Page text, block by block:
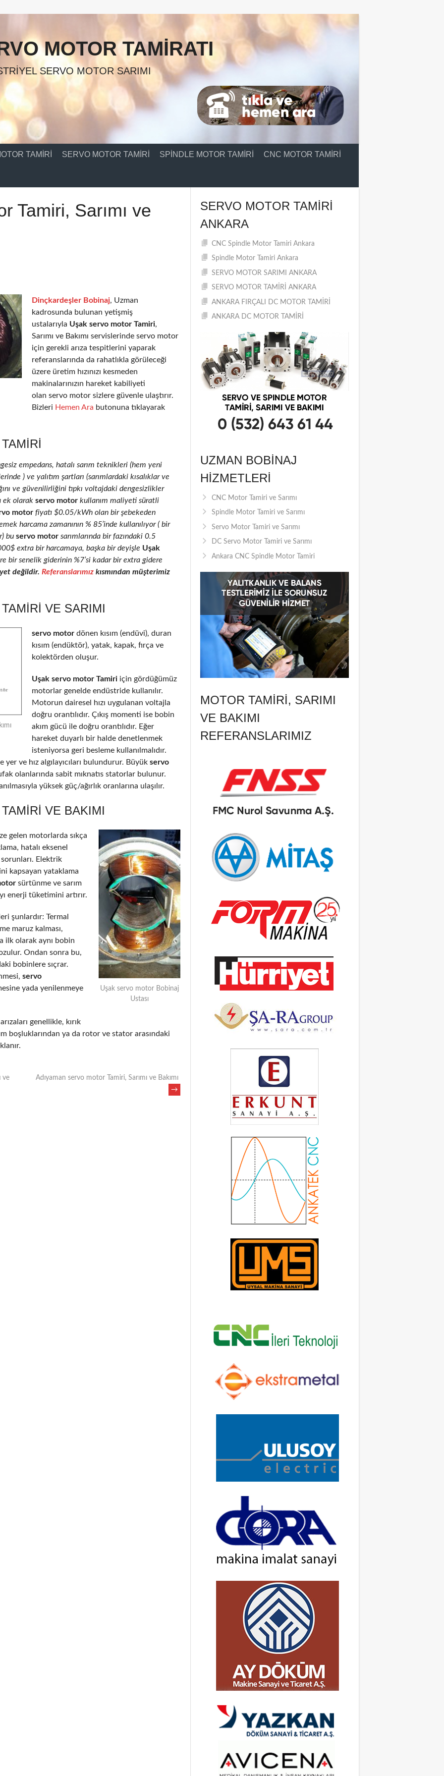
MOTOR TAMIRATI
SERVO MOTOR SARIMI
TAMIRI SERVO MOTOR TAMIRI SPINDLE MOTOR TAMIRI CNC MOTOR TAMIRI
Tamiri, Sarımı ve
Dinçkardeşler Bobinaj, Uzman
kadrosunda bulunan yetişmiş
ustalarıyla Uşak servo motor Tamiri,
Sarımı ve Bakımı servislerinde servo motor
için gerekli arıza tespitlerini yaparak
referanslarında da rahatlıkla görüleceği
üzere üretim hızınızı kesmeden
makinalarınızın hareket kabiliyeti
olan servo motor sizlere güvenle ulaştırır.
Bizleri Hemen Ara butonuna tıklayarak
empedans, hatalı sarım teknikleri (hem yeni
) ve yalıtım şartları (sarımlardaki kısalıklar ve
ve güvenilirliğini tıpkı voltajdaki dengesizlikler
ek olarak servo motor kullanım maliyeti süratli
motor fiyatı $0.05/kWh olan bir şebekeden
harcama zamanının % 85’inde kullanılıyor ( bir
bu servo motor sarımlarında bir fazındaki 0.5
extra bir harcamaya, başka bir deyişle Uşak
bir senelik giderinin %7’si kadar bir extra gidere
değildir. Referanslarımız kısmından müşterimiz
VE SARIMI
servo motor dönen kısım (endüvi), duran
kısım (endüktör), yatak, kapak, fırça ve
kolektörden oluşur.
Uşak servo motor Tamiri için gördüğümüz
motorlar genelde endüstride kullanılır.
Motorun dairesel hızı uygulanan voltajla
doğru orantılıdır. Çıkış momenti ise bobin
akım gücü ile doğru orantılıdır. Eğer
hareket duyarlı bir halde denetlenmek
isteniyorsa geri besleme kullanılmalıdır.
ve hız algılayıcıları bulundurur. Büyük servo
olanlarında sabit mıknatıs statorlar bulunur.
yüksek güç/ağırlık oranlarına ulaşılır.
VE BAKIMI
Uşak servo motor Bobinaj
Ustası
gelen motorlarda sıkça
hatalı eksenel
Elektrik
kapsayan yataklama
sürtünme ve sarım
enerji tüketimini artırır.
şunlardır: Termal
maruz kalması,
ilk olarak aynı bobin
Ondan sonra bu,
bobinlere sıçrar.
servo
yada yenilenmeye
genellikle, kırık
boşluklarından ya da rotor ve stator arasındaki
ve
Adıyaman servo motor Tamiri, Sarımı ve Bakımı
→
SERVO MOTOR TAMIRI
ANKARA
CNC Spindle Motor Tamiri Ankara
Spindle Motor Tamiri Ankara
SERVO MOTOR SARIMI ANKARA
SERVO MOTOR TAMİRİ ANKARA
ANKARA FIRÇALI DC MOTOR TAMİRİ
ANKARA DC MOTOR TAMİRİ
UZMAN BOBINAJ
HIZMETLERI
CNC Motor Tamiri ve Sarımı
Spindle Motor Tamiri ve Sarımı
Servo Motor Tamiri ve Sarımı
DC Servo Motor Tamiri ve Sarımı
Ankara CNC Spindle Motor Tamiri
MOTOR TAMIRI, SARIMI
VE BAKIMI
REFERANSLARIMIZ